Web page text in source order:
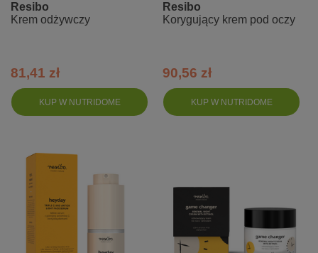
KUP W NUTRIDOME
Resibo
Krem odżywczy
81,41 zł
KUP W NUTRIDOME
Resibo
Korygujący krem pod oczy
90,56 zł